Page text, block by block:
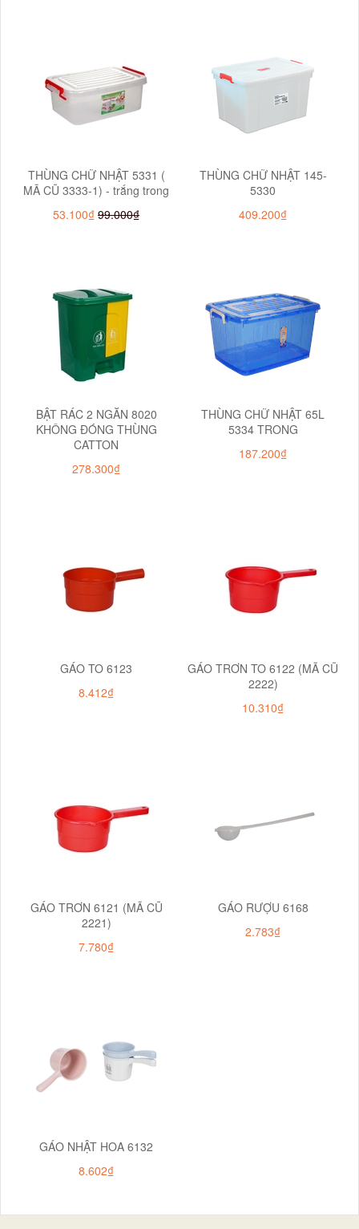
THÙNG CHỮ NHẬT 5331 (
MÃ CŨ 3333-1) - trắng trong
53.100₫ 99.000₫
THÙNG CHỮ NHẬT 145-
5330
409.200₫
BẬT RÁC 2 NGĂN 8020
KHÔNG ĐÓNG THÙNG
CATTON
278.300₫
THÙNG CHỮ NHẬT 65L
5334 TRONG
187.200₫
GÁO TO 6123
8.412₫
GÁO TRƠN TO 6122 (MÃ CŨ
2222)
10.310₫
GÁO TRƠN 6121 (MÃ CŨ
2221)
7.780₫
GÁO RƯỢU 6168
2.783₫
GÁO NHẬT HOA 6132
8.602₫